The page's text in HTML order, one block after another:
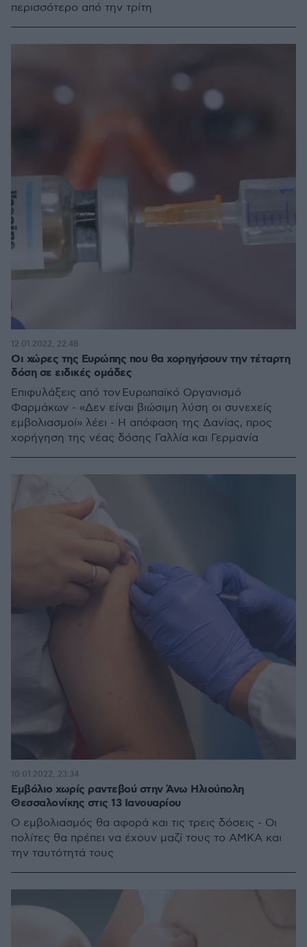
περισσότερο από την τρίτη
Οι χώρες της Ευρώπης που θα χορηγήσουν την τέταρτη
δόση σε ειδικές ομάδες
Επιφυλάξεις από τον Ευρωπαϊκό Οργανισμό
Φαρμάκων - «Δεν είναι βιώσιμη λύση οι συνεχείς
εμβολιασμοί» λέει - Η απόφαση της Δανίας, προς
χορήγηση της νέας δόσης Γαλλία και Γερμανία
12.01.2022, 22:48
Εμβόλιο χωρίς ραντεβού στην Άνω Ηλιούπολη
Θεσσαλονίκης στις 13 Ιανουαρίου
Ο εμβολιασμός θα αφορά και τις τρεις δόσεις - Οι
πολίτες θα πρέπει να έχουν μαζί τους το ΑΜΚΑ και
την ταυτότητά τους
10.01.2022, 23:34